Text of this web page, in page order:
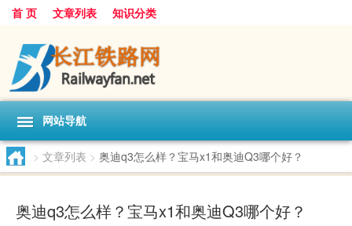
首 页 文章列表 知识分类
网站导航
> 文章列表 > 奥迪q3怎么样？宝马x1和奥迪Q3哪个好？
奥迪q3怎么样？宝马x1和奥迪Q3哪个好？